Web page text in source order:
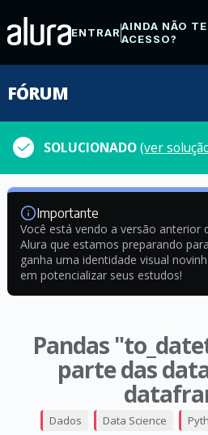
ENTRARAINDA NÃO
ACESSO?
FÓRUM
SOLUCIONADO(ver
Importante
Você está vendo a versão anterior
Alura que estamos preparando
ganha uma identidade visual
em potencializar seus estudos!
Pandas
parte das
Dados Data Science